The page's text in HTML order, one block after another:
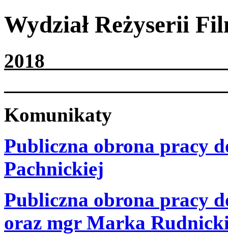
Wydział Reżyserii
Komunikaty
Publiczna obrona pracy
Pachnickiej
Publiczna obrona pracy
oraz mgr Marka